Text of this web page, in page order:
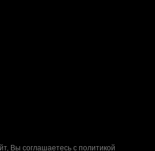
Вы соглашаетесь с политикой